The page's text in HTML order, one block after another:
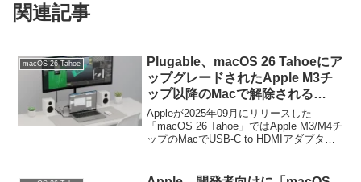
関連記事
macOS 26 Tahoe
Plugable、macOS 26 Tahoeにア
ップグレードされたApple M3チ
ップ以降のMacで解除される
「HDMI 2.1 (FRL) over USB-C」
を可能にするファームウェアを一
部のアダプター向けに公開。
Appleが2025年09月にリリースした
「macOS 26 Tahoe」ではApple M3/M4チ
ップのMacでUSB-C to HDMIアダプタで